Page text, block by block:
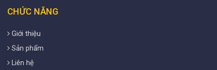
CHỨC NĂNG
Giới thiệu
Sản phẩm
Liên hệ